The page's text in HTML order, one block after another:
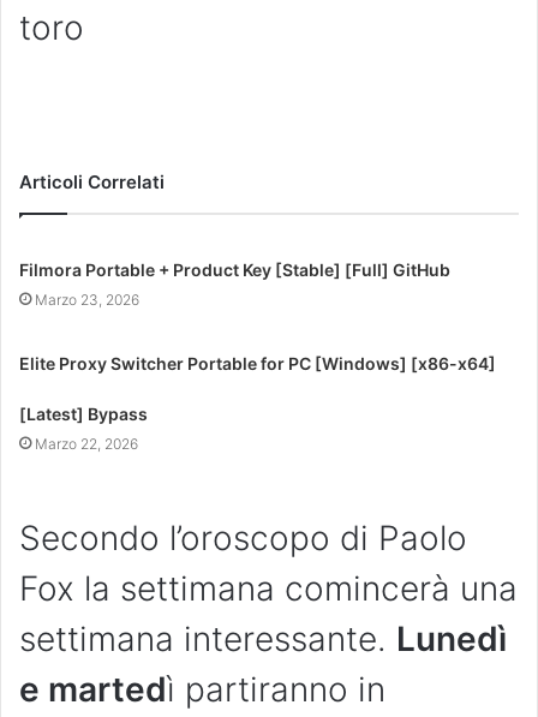
toro
Articoli Correlati
Filmora Portable + Product Key [Stable] [Full] GitHub
Marzo 23, 2026
Elite Proxy Switcher Portable for PC [Windows] [x86-x64]
[Latest] Bypass
Marzo 22, 2026
Secondo l’oroscopo di Paolo
Fox la settimana comincerà una
settimana interessante. Lunedì
e martedì partiranno in